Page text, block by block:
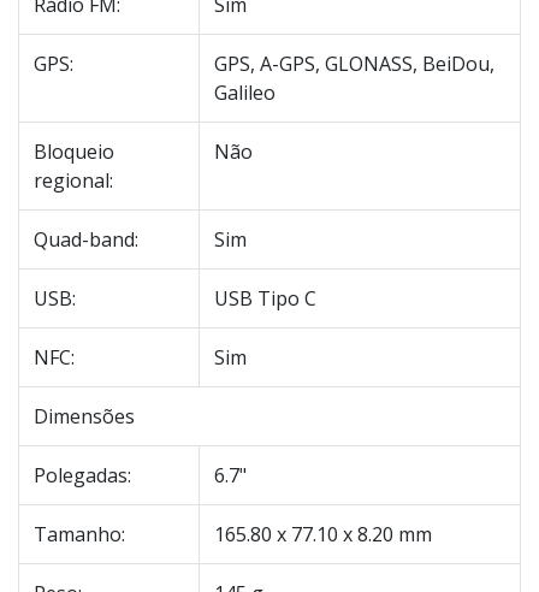
GPS:
GPS, A-GPS, GLONASS, BeiDou,
Galileo
Bloqueio
regional:
Não
Quad-band: Sim
USB: USB Tipo C
NFC: Sim
Dimensões
Polegadas: 6.7"
Tamanho: 165.80 x 77.10 x 8.20 mm